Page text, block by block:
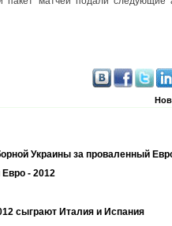
Украины за проваленный
- 2012
сыграют Италия и Испания